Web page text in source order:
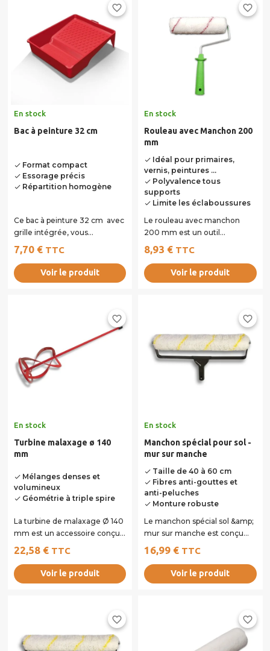
favorite_border
En stock
Bac à peinture 32 cm
doneFormat compact
doneEssorage précis
doneRépartition homogène
Ce bac à peinture 32 cm avec
grille intégrée, vous
permettra l' application des
primaires ou...
7,70 € TTC
Voir le produit
favorite_border
En stock
Rouleau avec Manchon 200
mm
done Idéal pour primaires,
vernis, peintures ...
done Polyvalence tous
supports
done Limite les éclaboussures
Le rouleau avec manchon
200 mm est un outil
polyvalent pour l’application
de primaires,...
8,93 € TTC
Voir le produit
favorite_border
En stock
Turbine malaxage ø 140
mm
doneMélanges denses et
volumineux
doneGéométrie à triple spire
La turbine de malaxage Ø 140
mm est un accessoire conçu
pour mélanger efficacement
vos...
22,58 € TTC
Voir le produit
favorite_border
En stock
Manchon spécial pour sol -
mur sur manche
done Taille de 40 à 60 cm
done Fibres anti-gouttes et
anti-peluches
done Monture robuste
Le manchon spécial sol &amp;
mur sur manche est conçu
pour faciliter l’application des...
16,99 € TTC
Voir le produit
favorite_border favorite_border